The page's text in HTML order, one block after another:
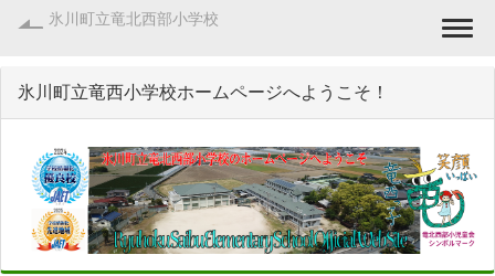
氷川町立竜北西部小学校
氷川町立竜西小学校ホームページへようこそ！